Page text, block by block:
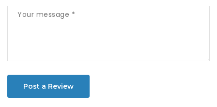
Post a Review